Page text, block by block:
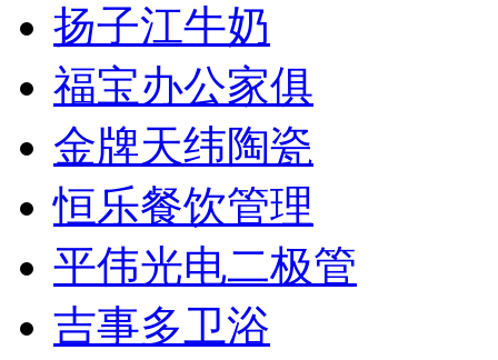
扬子江牛奶
福宝办公家俱
金牌天纬陶瓷
恒乐餐饮管理
平伟光电二极管
吉事多卫浴